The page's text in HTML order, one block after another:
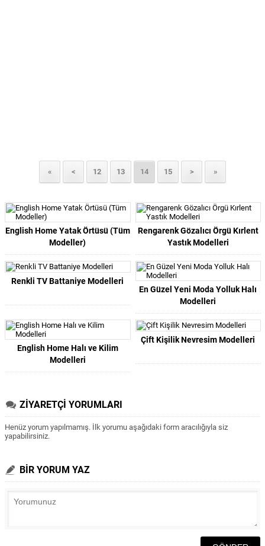
« < 12 13 14 15 > »
English Home Yatak Örtüsü (Tüm
Modeller)
Rengarenk Gözalıcı Örgü Kırlent
Yastık Modelleri
Renkli TV Battaniye Modelleri
En Güzel Yeni Moda Yolluk Halı
Modelleri
English Home Halı ve Kilim
Modelleri
Çift Kişilik Nevresim Modelleri
ZİYARETÇİ YORUMLARI
Henüz yorum yapılmamış. İlk yorumu aşağıdaki form aracılığıyla siz
yapabilirsiniz.
BİR YORUM YAZ